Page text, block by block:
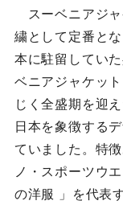
スーベニアジャ
繍として定番と
本に駐留してい
ベニアジャケッ
じく全盛期を迎
日本を象徴する
ていました。特
ノ・スポーツウ
の洋服 」を代表